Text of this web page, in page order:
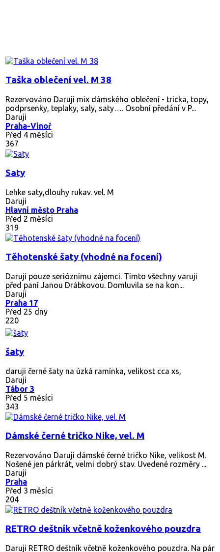
Taška oblečení vel. M 38
Rezervováno Daruji mix dámského oblečení - tricka, topy,
podprsenky, teplaky, saly, saty…. Osobní předání v P...
Daruji
Praha-Vinoř
Před 4 měsíci
367
Saty
Lehke saty,dlouhy rukav. vel. M
Daruji
Hlavní město Praha
Před 2 měsíci
319
Těhotenské šaty (vhodné na focení)
Daruji pouze serióznímu zájemci. Tímto všechny varuji
před paní Janou Drábkovou. Domluvila se na kon...
Daruji
Praha 17
Před 25 dny
220
šaty
daruji černé šaty na úzká ramínka, velikost cca xs,
Daruji
Tábor 3
Před 5 měsíci
343
Dámské černé tričko Nike, vel. M
Rezervováno Daruji dámské černé tričko Nike, velikost M.
Nošené jen párkrát, velmi dobrý stav. Uvedené rozměry ...
Daruji
Praha
Před 3 měsíci
204
RETRO deštník včetně koženkového pouzdra
Daruji RETRO deštník včetně koženkového pouzdra. Na pár